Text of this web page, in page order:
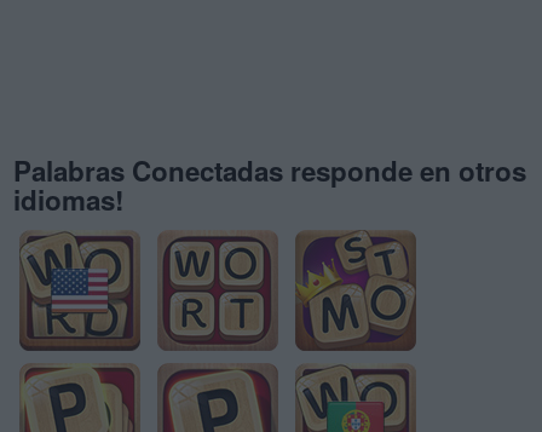
Palabras Conectadas responde en otros
idiomas!